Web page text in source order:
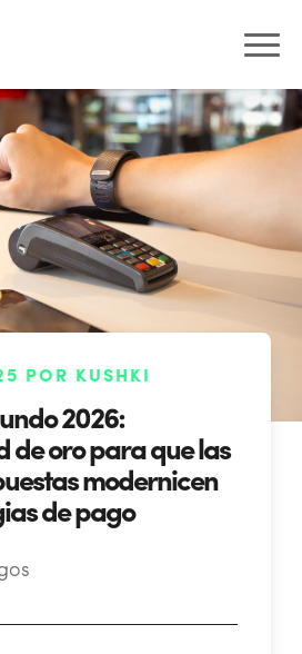
POR KUSHKI
2026:
de oro para que las
modernicen
de pago